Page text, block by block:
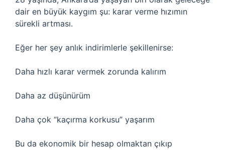
dair en büyük kaygım şu: karar verme hızımın
sürekli artması.
Eğer her şey anlık indirimlerle şekillenirse:
Daha hızlı karar vermek zorunda kalırım
Daha az düşünürüm
Daha çok “kaçırma korkusu” yaşarım
Bu da ekonomik bir hesap olmaktan çıkıp